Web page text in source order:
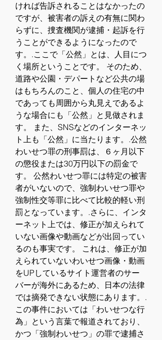
ければ告訴されることはなかったの
ですが、被害者の訴えの有無に関わ
らずに、捜査機関が逮捕・起訴を行
うことができるようになったので
す。.ここで「公然」とは、人目につ
く場所ということです。 そのため、
道路や公園・デパートなど公共の場
はもちろんのこと、個人の住宅の中
であっても周囲から丸見えであるよ
うな場合にも「公然」と見做されま
す。 また、SNSなどのインターネッ
ト上も「公然」に当たります。.公然
わいせつ罪の刑事罰は、６ヶ月以下
の懲役または30万円以下の罰金で
す。 公然わいせつ罪には特定の被害
者がいないので、強制わいせつ罪や
強制性交等罪に比べて比較的軽い刑
罰となっています。.さらに、インタ
ーネット上では、修正が加えられて
いない画像や動画などが出回ってい
るのも事実です。 これは、修正が加
えられていないわいせつ画像・動画
をUPしているサイト運営者のサー
バーが海外にあるため、日本の法律
では摘発できない状態にあります。.
この事件においては「わいせつな行
為」という言葉で報道されており、
かつ「強制わいせつ」の罪で逮捕さ